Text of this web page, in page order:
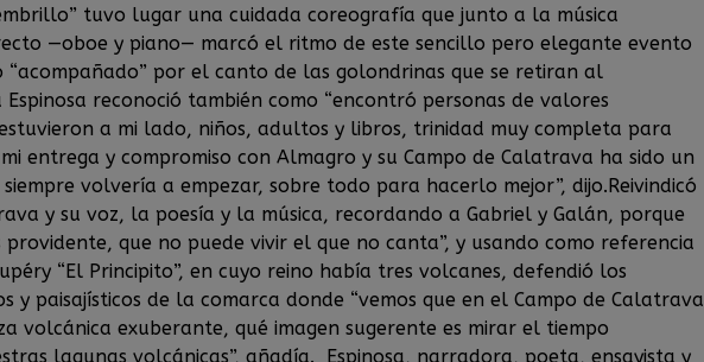
tuvo lugar una cuidada coreografía que junto a la música
—oboe y piano— marcó el ritmo de este sencillo pero elegante evento
“acompañado” por el canto de las golondrinas que se retiran al
reconoció también como “encontró personas de valores
a mi lado, niños, adultos y libros, trinidad muy completa para
entrega y compromiso con Almagro y su Campo de Calatrava ha sido un
siempre volvería a empezar, sobre todo para hacerlo mejor”, dijo.Reivindicó
y su voz, la poesía y la música, recordando a Gabriel y Galán, porque
providente, que no puede vivir el que no canta”, y usando como referencia
“El Principito”, en cuyo reino había tres volcanes, defendió los
y paisajísticos de la comarca donde “vemos que en el Campo de Calatrava
volcánica exuberante, qué imagen sugerente es mirar el tiempo
lagunas volcánicas”, añadía. Espinosa, narradora, poeta, ensayista y